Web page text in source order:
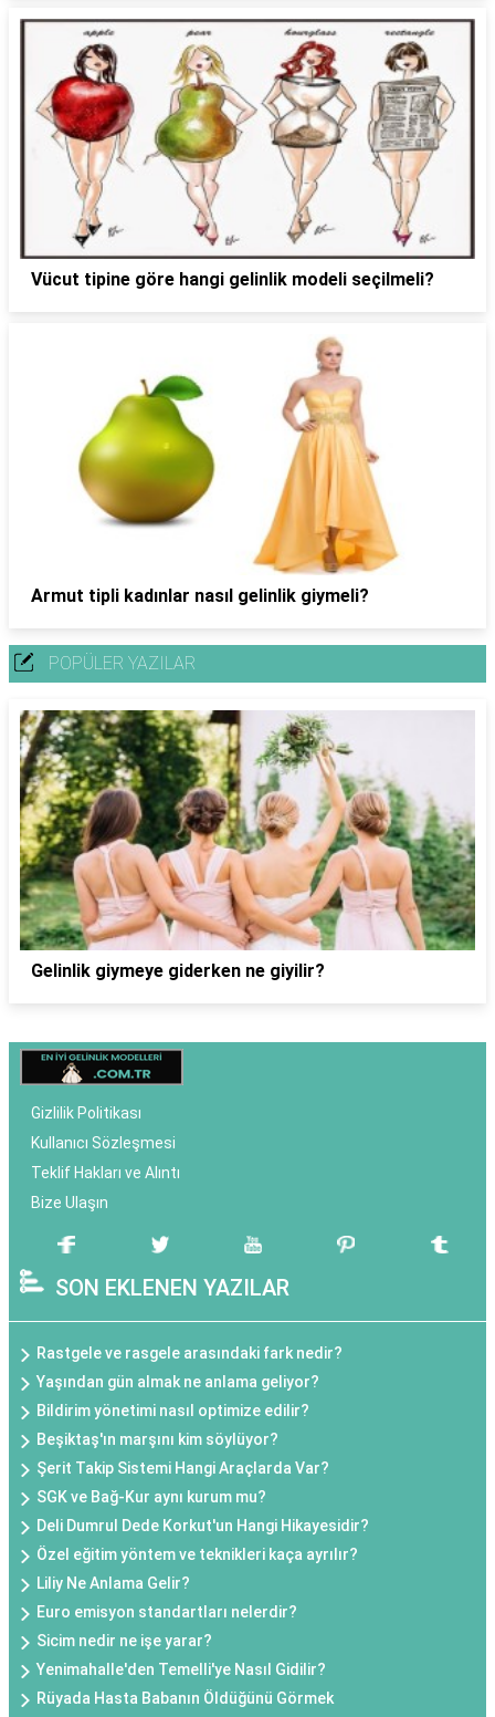
Vücut tipine göre hangi gelinlik modeli seçilmeli?
Armut tipli kadınlar nasıl gelinlik giymeli?
POPÜLER YAZILAR
Gelinlik giymeye giderken ne giyilir?
Gizlilik Politikası
Kullanıcı Sözleşmesi
Teklif Hakları ve Alıntı
Bize Ulaşın
SON EKLENEN YAZILAR
Rastgele ve rasgele arasındaki fark nedir?
Yaşından gün almak ne anlama geliyor?
Bildirim yönetimi nasıl optimize edilir?
Beşiktaş'ın marşını kim söylüyor?
Şerit Takip Sistemi Hangi Araçlarda Var?
SGK ve Bağ-Kur aynı kurum mu?
Deli Dumrul Dede Korkut'un Hangi Hikayesidir?
Özel eğitim yöntem ve teknikleri kaça ayrılır?
Liliy Ne Anlama Gelir?
Euro emisyon standartları nelerdir?
Sicim nedir ne işe yarar?
Yenimahalle'den Temelli'ye Nasıl Gidilir?
Rüyada Hasta Babanın Öldüğünü Görmek